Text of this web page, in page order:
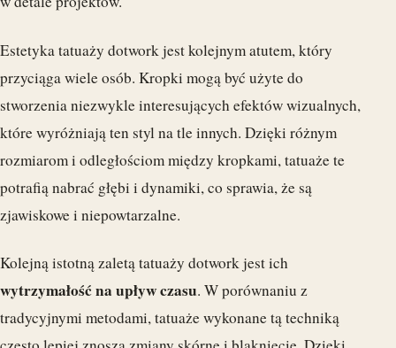
Estetyka tatuaży dotwork jest kolejnym atutem, który
przyciąga wiele osób. Kropki mogą być użyte do
stworzenia niezwykle interesujących efektów wizualnych,
które wyróżniają ten styl na tle innych. Dzięki różnym
rozmiarom i odległościom między kropkami, tatuaże te
potrafią nabrać głębi i dynamiki, co sprawia, że są
zjawiskowe i niepowtarzalne.
Kolejną istotną zaletą tatuaży dotwork jest ich
wytrzymałość na upływ czasu. W porównaniu z
tradycyjnymi metodami, tatuaże wykonane tą techniką